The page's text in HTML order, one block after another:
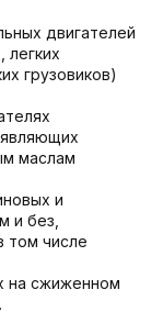
двигателей
легких
грузовиков)
маслам
и
и без,
том числе
на сжиженном